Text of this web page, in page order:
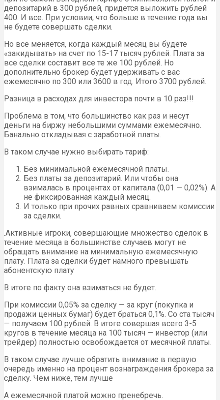
депозитарий в 300 рублей, придется выложить рублей
400. И все. При условии, что больше в течение года вы
не будете совершать сделки.
Но все меняется, когда каждый месяц вы будете
«закидывать» на счет по 15-17 тысяч рублей. Плата за
все сделки составит все те же 100 рублей. Но
дополнительно брокер будет удерживать с вас
ежемесячно по 300 или 3600 в год. Итого 3700 рублей.
Разница в расходах для инвестора почти в 10 раз!!!
Проблема в том, что большинство как раз и несут
деньги на биржу небольшими суммами ежемесячно.
Банально откладывая с заработной платы.
В таком случае нужно выбирать тариф:
Без минимальной ежемесячной платы.
Без платы за депозитарий. Или чтобы она
взималась в процентах от капитала (0,01 — 0,02%). А
не фиксированная каждый месяц.
И только при прочих равных сравниваем комиссии
за сделки.
.Активные игроки, совершающие множество сделок в
течение месяца в большинстве случаев могут не
обращать внимание на минимальную ежемесячную
плату. Плата за сделки будет намного превышать
абонентскую плату
В итоге по факту она взиматься не будет.
При комиссии 0,05% за сделку — за круг (покупка и
продажи ценных бумаг) будет браться 0,1%. Со ста тысяч
— получаем 100 рублей. В итоге совершая всего 3-5
кругов в течение месяца на 100 тысяч — инвестор (или
трейдер) полностью освобождается от месячной платы.
В таком случае лучше обратить внимание в первую
очередь именно на процент вознаграждения брокера за
сделку. Чем ниже, тем лучше
А ежемесячной платой можно пренебречь.